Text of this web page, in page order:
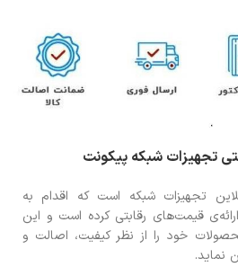
تجهیزات شبکه پیکونت
تجهیزات شبکه است که اقدام به
قیمت‌های رقابتی کرده است و این
خود را از نظر کیفیت، اصالت و
نماید.